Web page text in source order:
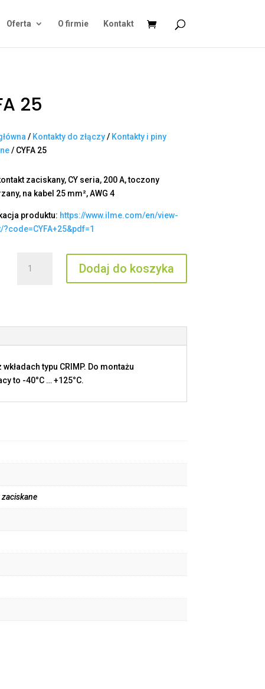
Oferta O firmie Kontakt
25
/ Kontakty do złączy/ Kontakty i piny
/ CYFA 25
zaciskany, CY seria, 200 A, toczony
na kabel 25 mm², AWG 4
produktu: https://www.ilme.com/en/view-
CYFA
Dodaj do koszyka
typu CRIMP. Do montażu
to -40°C … +125°C.